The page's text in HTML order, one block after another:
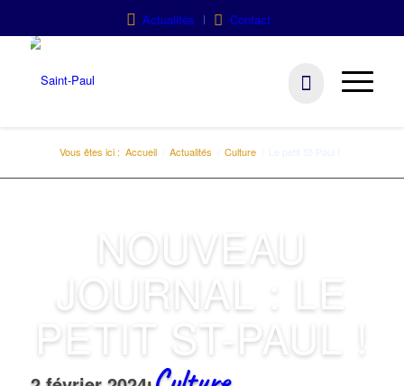
Actualités Contact
Vous êtes ici : Accueil Actualités Culture
NOUVEAU
JOURNAL : LE
PETIT ST-PAUL !